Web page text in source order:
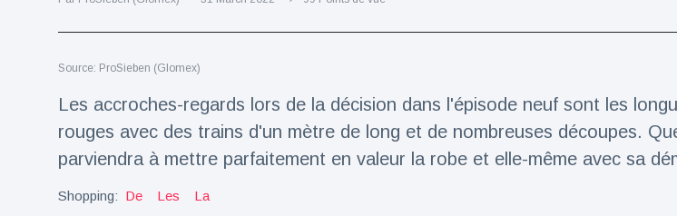
Voyage et aventure
(77)
Dernières nouvelles
ë-C3 Reveal
Points de vue
Source: ProSieben (Glomex)
Les accroches-regards lors de la décision dans l'épisode neuf sont les
rouges avec des trains d'un mètre de long et de nombreuses découpes.
parviendra à mettre parfaitement en valeur la robe et elle-même avec sa
Shopping: De Les La